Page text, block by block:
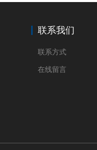
联系我们
联系方式
在线留言